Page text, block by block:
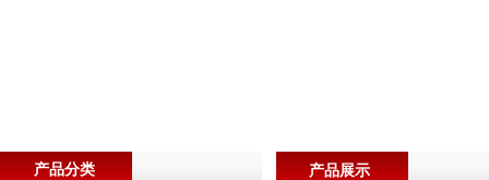
产品展示
产品分类